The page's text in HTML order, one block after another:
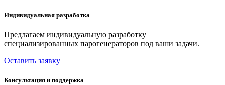
Индивидуальная разработка
Предлагаем индивидуальную разработку
специализированных парогенераторов под ваши задачи.
Оставить заявку
Консультация и поддержка